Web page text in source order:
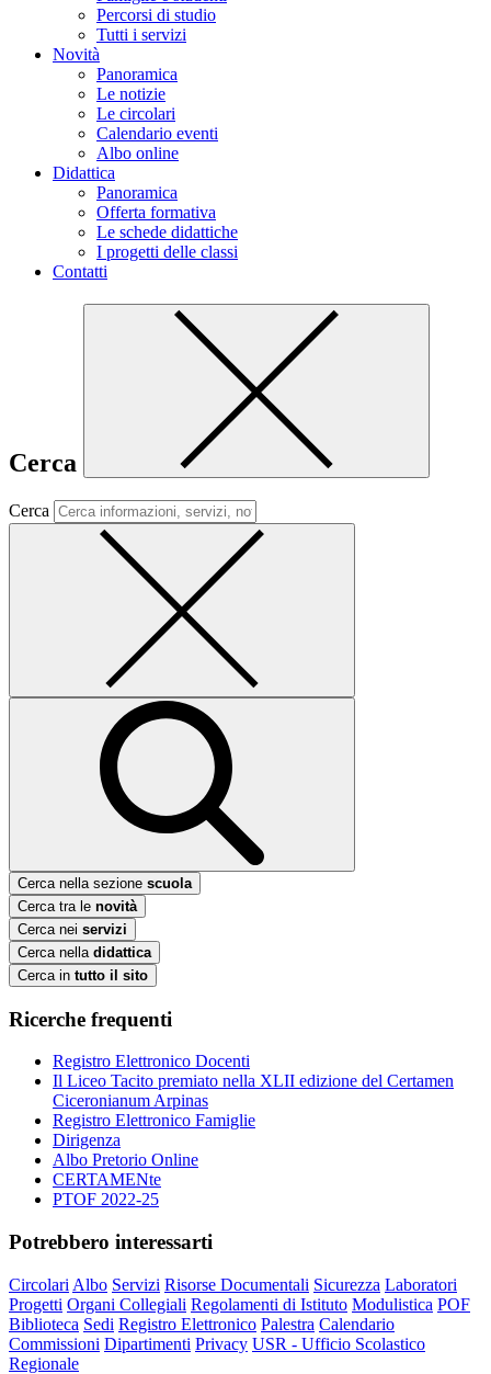
Percorsi di studio
Tutti i servizi
Novità
Panoramica
Le notizie
Le circolari
Calendario eventi
Albo online
Didattica
Panoramica
Offerta formativa
Le schede didattiche
I progetti delle classi
Contatti
Cerca
Cerca
Cerca nella sezione scuola
Cerca tra le novità
Cerca nei servizi
Cerca nella didattica
Cerca in tutto il sito
Ricerche frequenti
Registro Elettronico Docenti
Il Liceo Tacito premiato nella XLII edizione del Certamen
Ciceronianum Arpinas
Registro Elettronico Famiglie
Dirigenza
Albo Pretorio Online
CERTAMENte
PTOF 2022-25
Potrebbero interessarti
Circolari Albo Servizi Risorse Documentali Sicurezza Laboratori
Progetti Organi Collegiali Regolamenti di Istituto Modulistica POF
Biblioteca Sedi Registro Elettronico Palestra Calendario
Commissioni Dipartimenti Privacy USR - Ufficio Scolastico
Regionale